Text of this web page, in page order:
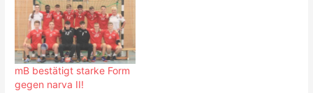
mB bestätigt starke Form
gegen narva II!